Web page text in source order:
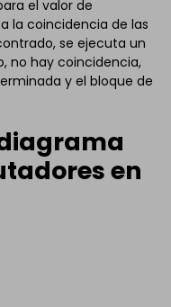
el valor de
la coincidencia de las
se ejecuta un
no hay coincidencia,
y el bloque de
en